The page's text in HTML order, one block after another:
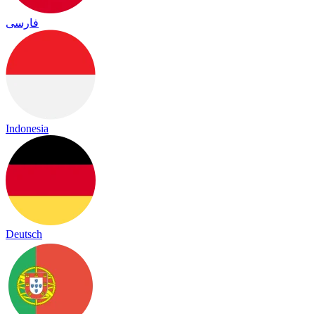
فارسی
Indonesia
Deutsch